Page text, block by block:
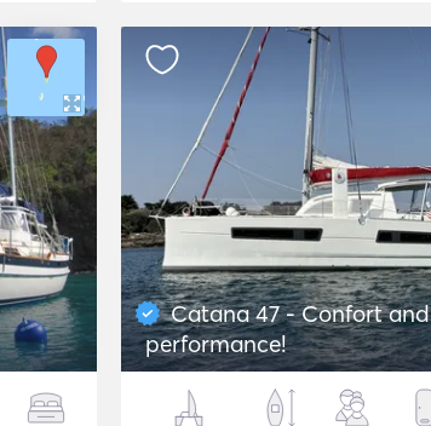
Catana 47 - Confort and
performance!